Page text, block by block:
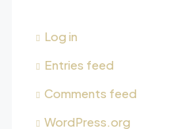
Log in
Entries feed
Comments feed
WordPress.org